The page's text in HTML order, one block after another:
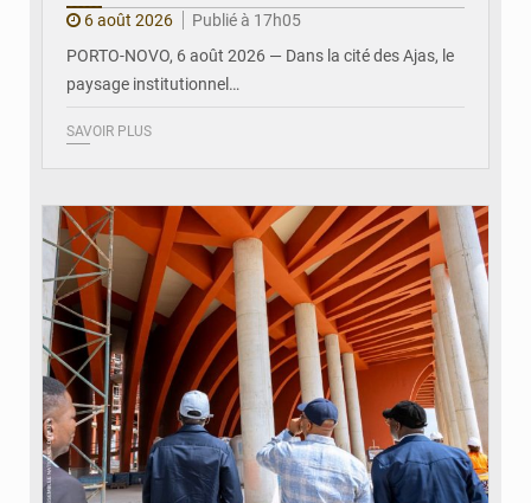
6 août 2026
Publié à 17h05
PORTO-NOVO, 6 août 2026 — Dans la cité des Ajas, le
paysage institutionnel…
SAVOIR PLUS